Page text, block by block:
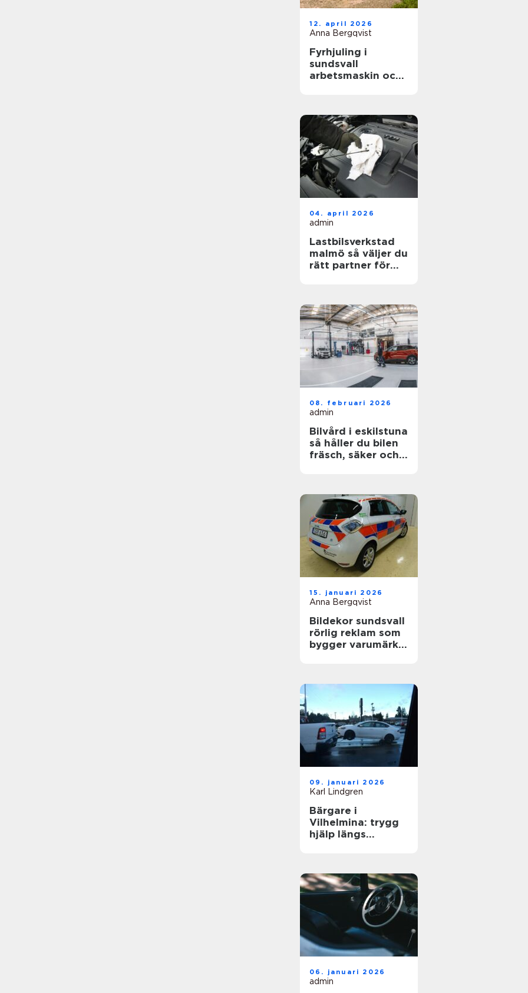
12. april 2026
Anna Bergqvist
Fyrhjuling i
sundsvall
arbetsmaskin och
04. april 2026
admin
Lastbilsverkstad
malmö så väljer du
rätt partner för
08. februari 2026
admin
Bilvård i eskilstuna
så håller du bilen
fräsch, säker och
15. januari 2026
Anna Bergqvist
Bildekor sundsvall
rörlig reklam som
bygger varumärke
09. januari 2026
Karl Lindgren
Bärgare i
Vilhelmina: trygg
hjälp längs
06. januari 2026
admin